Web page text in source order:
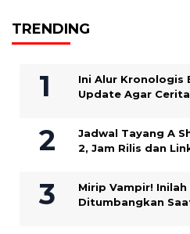
TRENDING
Ini Alur Kronologis
Update Agar
Jadwal Tayang A
2, Jam Rilis dan
Mirip Vampir!
Ditumbangkan